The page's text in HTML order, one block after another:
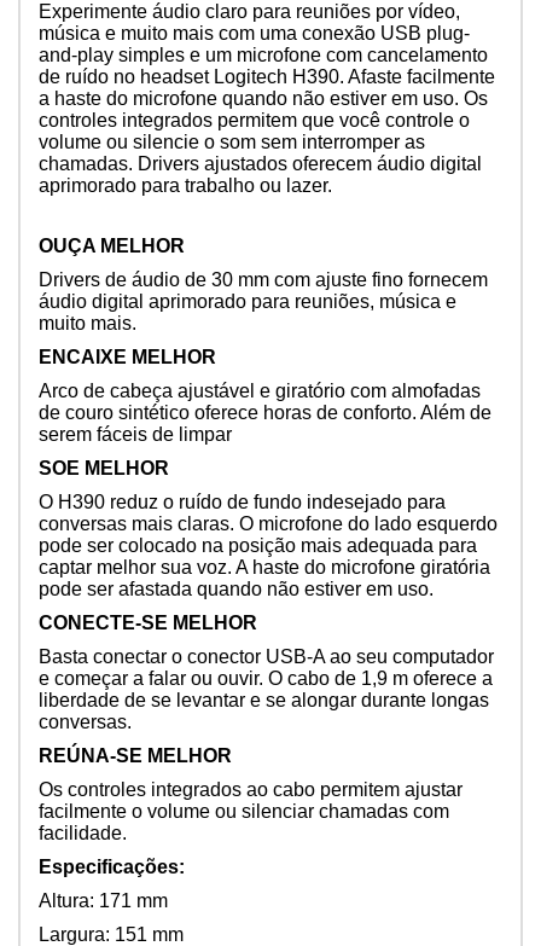
Experimente áudio claro para reuniões por vídeo,
música e muito mais com uma conexão USB plug-
and-play simples e um microfone com cancelamento
de ruído no headset Logitech H390. Afaste facilmente
a haste do microfone quando não estiver em uso. Os
controles integrados permitem que você controle o
volume ou silencie o som sem interromper as
chamadas. Drivers ajustados oferecem áudio digital
aprimorado para trabalho ou lazer.
OUÇA MELHOR
Drivers de áudio de 30 mm com ajuste fino fornecem
áudio digital aprimorado para reuniões, música e
muito mais.
ENCAIXE MELHOR
Arco de cabeça ajustável e giratório com almofadas
de couro sintético oferece horas de conforto. Além de
serem fáceis de limpar
SOE MELHOR
O H390 reduz o ruído de fundo indesejado para
conversas mais claras. O microfone do lado esquerdo
pode ser colocado na posição mais adequada para
captar melhor sua voz. A haste do microfone giratória
pode ser afastada quando não estiver em uso.
CONECTE-SE MELHOR
Basta conectar o conector USB-A ao seu computador
e começar a falar ou ouvir. O cabo de 1,9 m oferece a
liberdade de se levantar e se alongar durante longas
conversas.
REÚNA-SE MELHOR
Os controles integrados ao cabo permitem ajustar
facilmente o volume ou silenciar chamadas com
facilidade.
Especificações:
Altura: 171 mm
Largura: 151 mm